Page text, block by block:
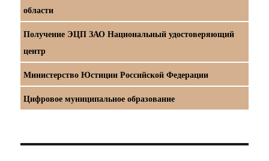
области
Получение ЭЦП ЗАО Национальный удостоверяющий
центр
Министерство Юстиции Российской Федерации
Цифровое муниципальное образование